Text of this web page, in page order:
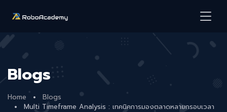
Blogs
Home
Blogs
Multi Timeframe Analysis : เทคนิคการมองตลาดหลายกรอบเวลา